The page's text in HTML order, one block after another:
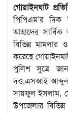
গোয়াইনঘাট
পিপিএম’র দিক
আহাদের সার্বিক
বিভিন্ন
করেছে
পুলিশ সুত্রে
দত্ত,এসআই
সায়ফুল ইসলাম,
উপজেলার